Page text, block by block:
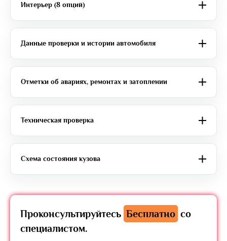
Интерьер (8 опций)
Данные проверки и истории автомобиля
Отметки об авариях, ремонтах и затоплении
Техническая проверка
Схема состояния кузова
Проконсультируйтесь Бесплатно со
специалистом.